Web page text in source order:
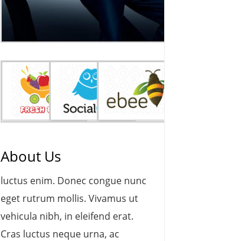
About Us
luctus enim. Donec congue nunc
eget rutrum mollis. Vivamus ut
vehicula nibh, in eleifend erat.
Cras luctus neque urna, ac